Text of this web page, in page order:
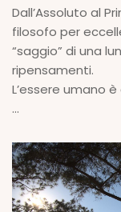
Dall’Assoluto al
filosofo per
“saggio” di una
ripensamenti.
L’essere umano
...